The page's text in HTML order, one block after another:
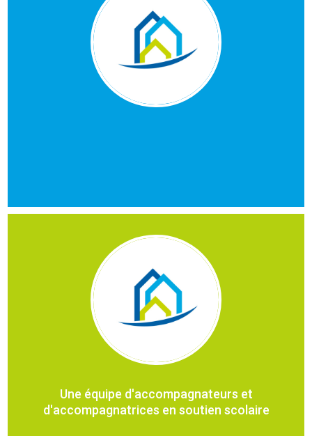
Une équipe d'accompagnateurs et
d'accompagnatrices en soutien scolaire